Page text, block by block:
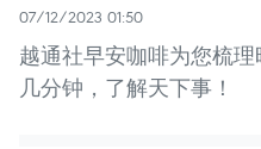
07/12/2023 01:50
越通社早安咖啡为您梳
几分钟，了解天下事！